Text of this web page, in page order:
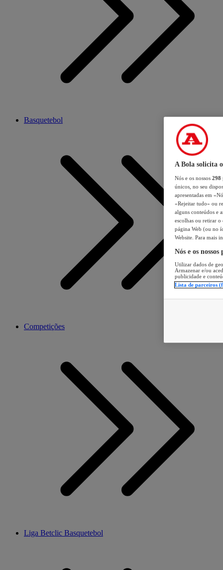
Basquetebol
Competições
Liga Betclic Basquetebol
A Bola solicita
Nós e os nossos 298
únicos, no seu
apresentadas em
«Rejeitar tudo» ou
alguns conteúdos e
escolhas ou retirar
página Web (ou no
Website. Para mais
Nós e os
Utilizar dados de
Armazenar e/ou
publicidade e
Lista de parceiros